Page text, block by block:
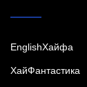
EnglishХайфа
XайФантастика